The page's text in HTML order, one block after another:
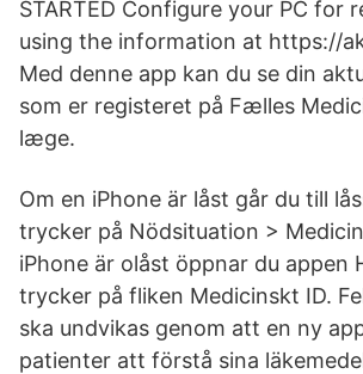
STARTED Configure your PC for
using the information at https://
Med denne app kan du se din
som er registeret på Fælles
læge.
Om en iPhone är låst går du till
trycker på Nödsituation >
iPhone är olåst öppnar du appen
trycker på fliken Medicinskt ID.
ska undvikas genom att en ny
patienter att förstå sina